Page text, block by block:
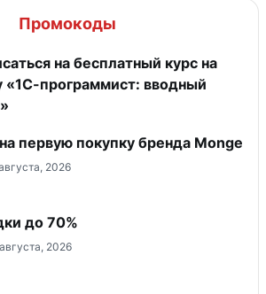
Промокоды
на бесплатный курс на
«1С-программист: вводный
первую покупку бренда Monge
2026
до 70%
2026